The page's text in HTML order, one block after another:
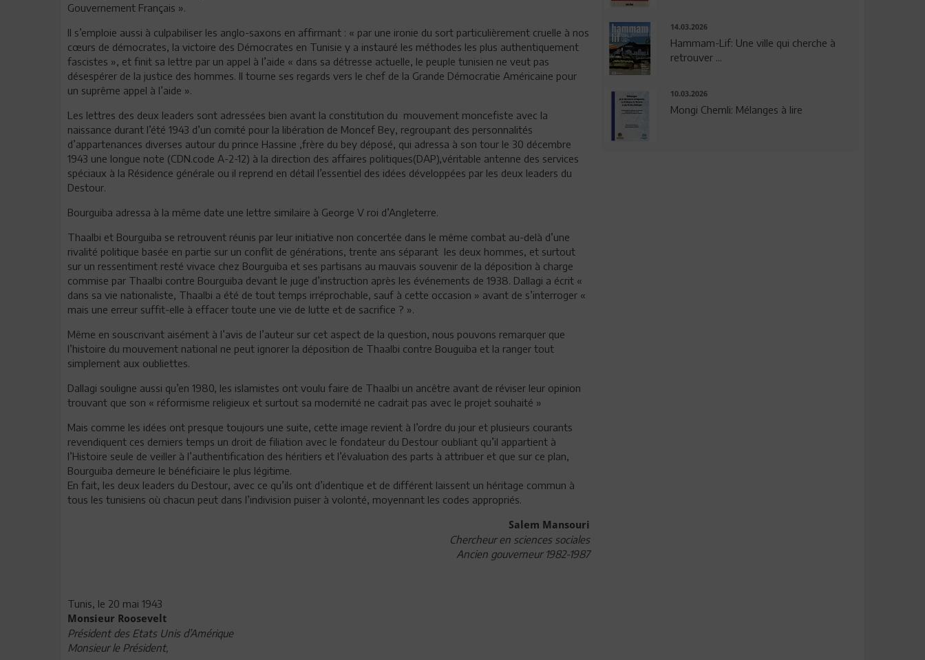
Gouvernement Français ».
Il s’emploie aussi à culpabiliser les anglo-saxons en affirmant : « par une ironie du sort particulièrement cruelle à nos
cœurs de démocrates, la victoire des Démocrates en Tunisie y a instauré les méthodes les plus authentiquement
fascistes », et finit sa lettre par un appel à l’aide « dans sa détresse actuelle, le peuple tunisien ne veut pas
désespérer de la justice des hommes. Il tourne ses regards vers le chef de la Grande Démocratie Américaine pour
un suprême appel à l’aide ».
Les lettres des deux leaders sont adressées bien avant la constitution du mouvement moncefiste avec la
naissance durant l’été 1943 d’un comité pour la libération de Moncef Bey, regroupant des personnalités
d’appartenances diverses autour du prince Hassine ,frère du bey déposé, qui adressa à son tour le 30 décembre
1943 une longue note (CDN.code A-2-12) à la direction des affaires politiques(DAP),véritable antenne des services
spéciaux à la Résidence générale ou il reprend en détail l’essentiel des idées développées par les deux leaders du
Destour.
Bourguiba adressa à la même date une lettre similaire à George V roi d’Angleterre.
Thaalbi et Bourguiba se retrouvent réunis par leur initiative non concertée dans le même combat au-delà d’une
rivalité politique basée en partie sur un conflit de générations, trente ans séparant les deux hommes, et surtout
sur un ressentiment resté vivace chez Bourguiba et ses partisans au mauvais souvenir de la déposition à charge
commise par Thaalbi contre Bourguiba devant le juge d’instruction après les événements de 1938. Dallagi a écrit «
dans sa vie nationaliste, Thaalbi a été de tout temps irréprochable, sauf à cette occasion » avant de s’interroger «
mais une erreur suffit-elle à effacer toute une vie de lutte et de sacrifice ? ».
Même en souscrivant aisément à l’avis de l’auteur sur cet aspect de la question, nous pouvons remarquer que
l’histoire du mouvement national ne peut ignorer la déposition de Thaalbi contre Bouguiba et la ranger tout
simplement aux oubliettes.
Dallagi souligne aussi qu’en 1980, les islamistes ont voulu faire de Thaalbi un ancêtre avant de réviser leur opinion
trouvant que son « réformisme religieux et surtout sa modernité ne cadrait pas avec le projet souhaité »
Mais comme les idées ont presque toujours une suite, cette image revient à l’ordre du jour et plusieurs courants
revendiquent ces derniers temps un droit de filiation avec le fondateur du Destour oubliant qu’il appartient à
l’Histoire seule de veiller à l’authentification des héritiers et l’évaluation des parts à attribuer et que sur ce plan,
Bourguiba demeure le bénéficiaire le plus légitime.
En fait, les deux leaders du Destour, avec ce qu’ils ont d’identique et de différent laissent un héritage commun à
tous les tunisiens où chacun peut dans l’indivision puiser à volonté, moyennant les codes appropriés.
Salem Mansouri
Chercheur en sciences sociales
Ancien gouverneur 1982-1987
Tunis, le 20 mai 1943
Monsieur Roosevelt
Président des Etats Unis d’Amérique
Monsieur le Président,
14.03.2026
Hammam-Lif: Une ville qui cherche à
retrouver ...
10.03.2026
Mongi Chemli: Mélanges à lire